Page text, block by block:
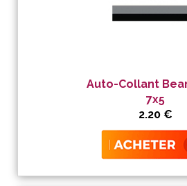
Auto-Collant
7x5
2.20 €